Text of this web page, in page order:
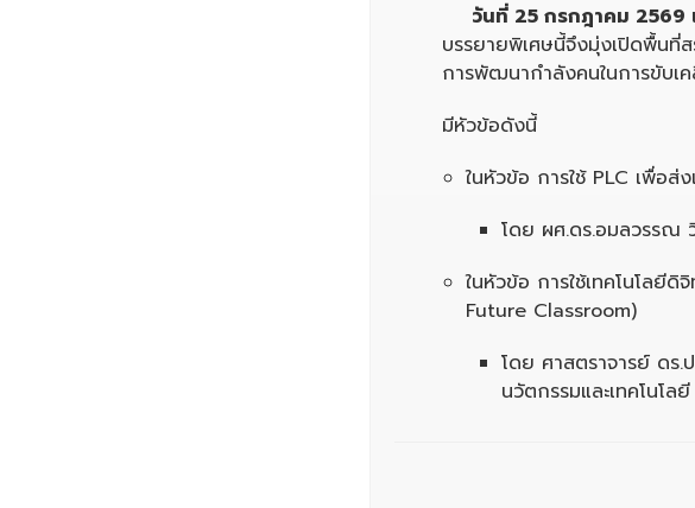
วันที่ 25 กรกฎาคม 2569
บรรยายพิเศษนี้จึงมุ่งเปิดพื้นที่
การพัฒนากำลังคนในการขับ
มีหัวข้อดังนี้
ในหัวข้อ การใช้ PLC เพื่อส่
โดย ผศ.ดร.อมลวรรณ วี
ในหัวข้อ การใช้เทคโนโลยี
Future Classroom)
โดย ศาสตราจารย์ ด
นวัตกรรมและเทคโนโล